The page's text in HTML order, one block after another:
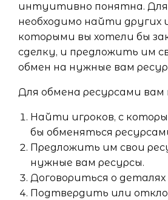
интуитивно понятна. Для
необходимо найти других
которыми вы хотели бы
сделку, и предложить им
обмен на нужные вам
Для обмена ресурсами вам
Найти игроков, с
бы обменяться
Предложить им свои
нужные вам ресурсы.
Договориться о деталях
Подтвердить или